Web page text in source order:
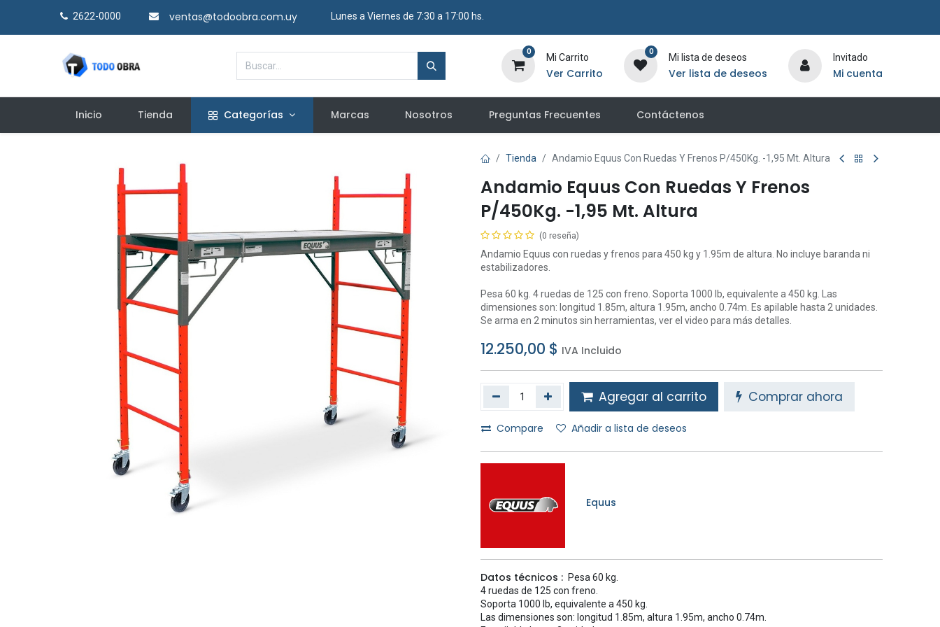
2622-0000​ ventas@todoobra.com.uy ​ Lunes a Viernes de 7:30 a 17:00 hs.
0
Mi Carrito
Ver Carrito
0
Mi lista de deseos
Ver lista de deseos
Invitado
Mi cuenta
Inicio Tienda Categorías Marcas Nosotros Preguntas Frecuentes Contáctenos
Tienda Andamio Equus Con Ruedas Y Frenos P/450Kg. -1,95 Mt. Altura
Andamio Equus Con Ruedas Y Frenos
P/450Kg. -1,95 Mt. Altura
(0 reseña)
Andamio Equus con ruedas y frenos para 450 kg y 1.95m de altura. No incluye baranda ni
estabilizadores.
Pesa 60 kg. 4 ruedas de 125 con freno. Soporta 1000 lb, equivalente a 450 kg. Las
dimensiones son: longitud 1.85m, altura 1.95m, ancho 0.74m. Es apilable hasta 2 unidades.
Se arma en 2 minutos sin herramientas, ver el video para más detalles.
12.250,00 $ IVA Incluido
Agregar al carrito Comprar ahora
Compare Añadir a lista de deseos
Equus
Datos técnicos : Pesa 60 kg.
4 ruedas de 125 con freno.
Soporta 1000 lb, equivalente a 450 kg.
Las dimensiones son: longitud 1.85m, altura 1.95m, ancho 0.74m.